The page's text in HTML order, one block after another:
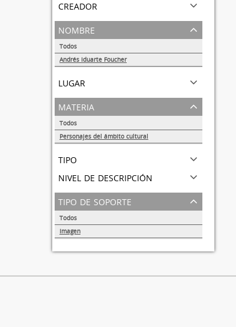
creador
nombre
Todos
Andrés Iduarte Foucher
lugar
materia
Todos
Personajes del ámbito cultural
tipo
nivel de descripción
tipo de soporte
Todos
Imagen